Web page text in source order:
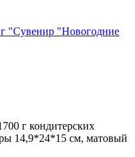
г кондитерских
14,9*24*15 см, матовый